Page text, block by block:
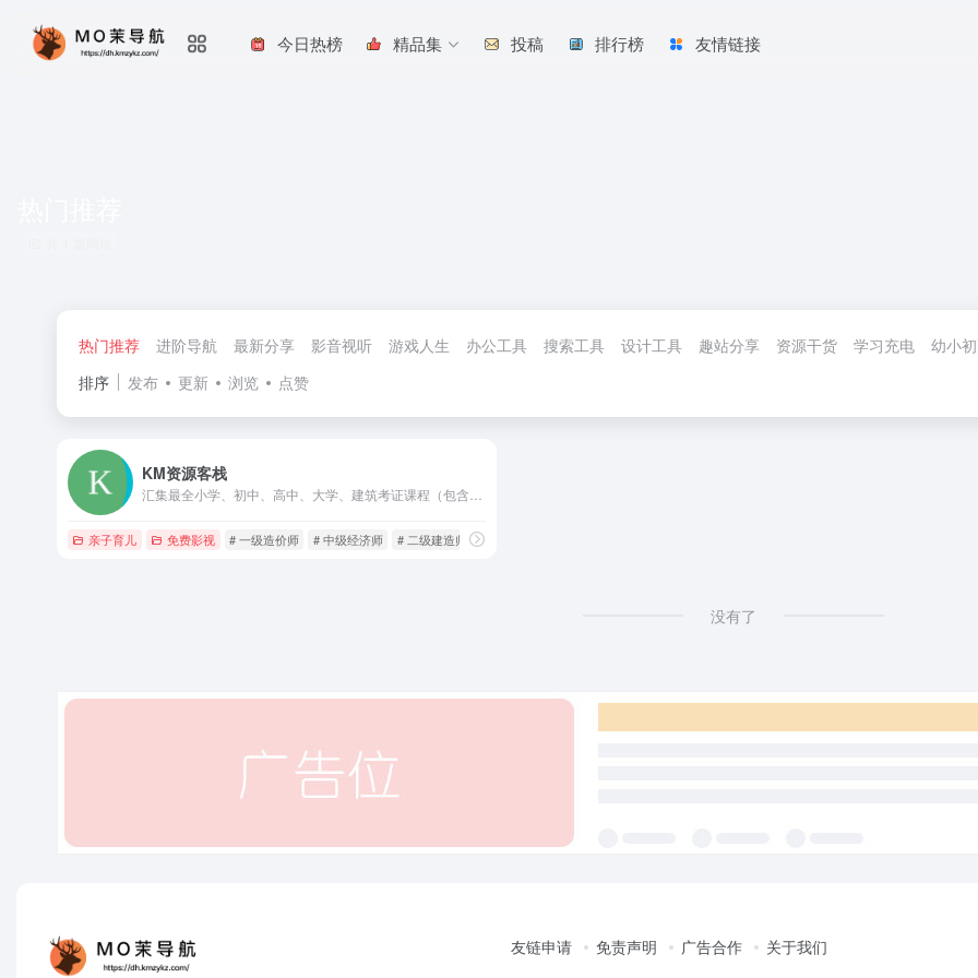
今日热榜 精品集 投稿 排行榜 友情链接
热门推荐 进阶导航 最新分享 影音视听 游戏人生 办公工具 搜索工具 设计工具 趣站分享 资源干货 学习充电
幼小
排序
发布 更新 浏览 点赞
KM资源客栈
亲子育儿 免费影视 # 一级造价师 # 中级经济师 # 二级建造师
没有了
友链申请 免责声明 广告合作 关于我们